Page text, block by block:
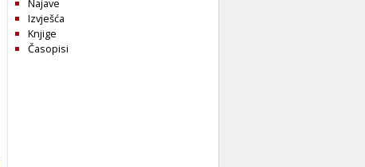
Najave
Izvješća
Knjige
Časopisi